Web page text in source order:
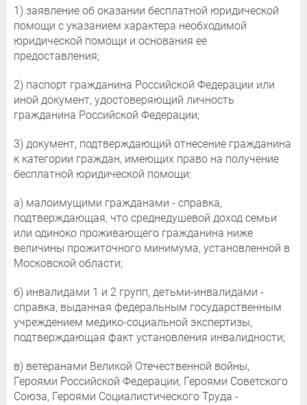
1) заявление об оказании бесплатной юридической
помощи с указанием характера необходимой
юридической помощи и основания ее
предоставления;
2) паспорт гражданина Российской Федерации или
иной документ, удостоверяющий личность
гражданина Российской Федерации;
3) документ, подтверждающий отнесение гражданина
к категории граждан, имеющих право на получение
бесплатной юридической помощи:
а) малоимущими гражданами - справка,
подтверждающая, что среднедушевой доход семьи
или одиноко проживающего гражданина ниже
величины прожиточного минимума, установленной в
Московской области;
б) инвалидами 1 и 2 групп, детьми-инвалидами -
справка, выданная федеральным государственным
учреждением медико-социальной экспертизы,
подтверждающая факт установления инвалидности;
в) ветеранами Великой Отечественной войны,
Героями Российской Федерации, Героями Советского
Союза, Героями Социалистического Труда -